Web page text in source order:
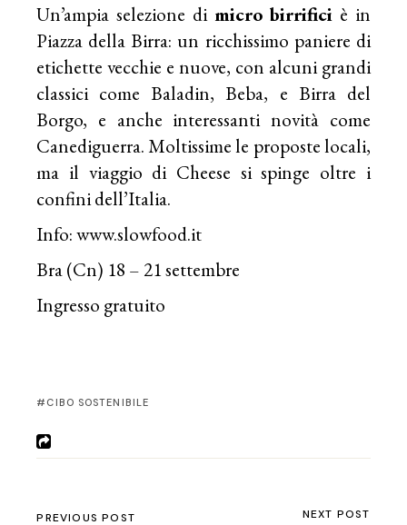
Un’ampia selezione di micro birrifici è in
Piazza della Birra: un ricchissimo paniere di
etichette vecchie e nuove, con alcuni grandi
classici come Baladin, Beba, e Birra del
Borgo, e anche interessanti novità come
Canediguerra. Moltissime le proposte locali,
ma il viaggio di Cheese si spinge oltre i
confini dell’Italia.
Info:www.slowfood.it
Bra (Cn) 18 – 21 settembre
Ingresso gratuito
CIBO SOSTENIBILE
PREVIOUS POST NEXT POST